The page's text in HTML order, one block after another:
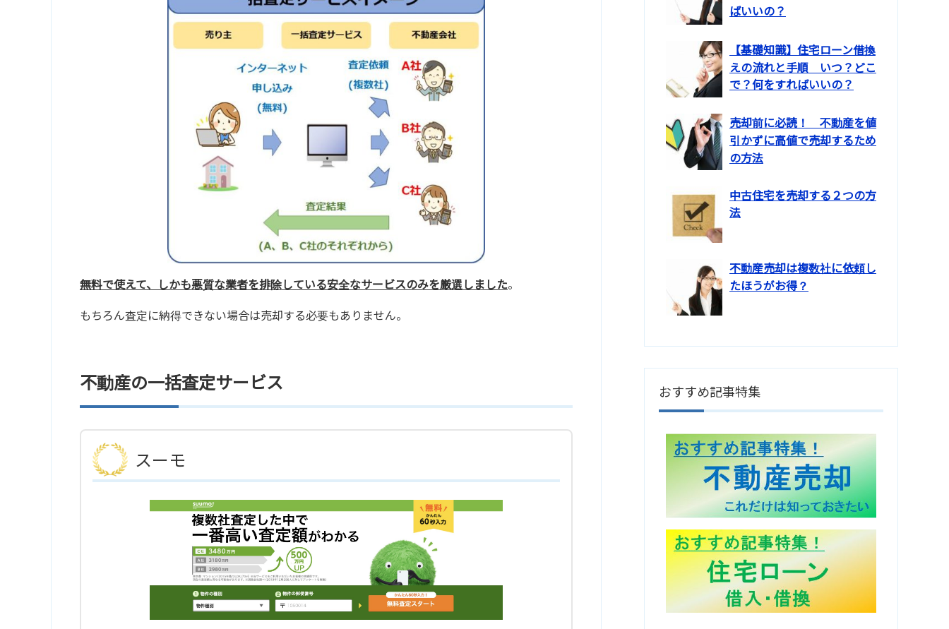
無料で使えて、しかも悪質な業者を排除している安全なサービスのみを厳選しました。
もちろん査定に納得できない場合は売却する必要もありません。
不動産の一括査定サービス
スーモ
ばいいの？
【基礎知識】住宅ローン借換
えの流れと手順 いつ？どこ
で？何をすればいいの？
売却前に必読！ 不動産を値
引かずに高値で売却するため
の方法
中古住宅を売却する２つの方
法
不動産売却は複数社に依頼し
たほうがお得？
おすすめ記事特集